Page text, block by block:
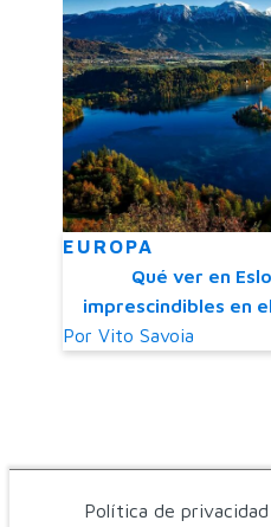
EUROPA
Qué ver en
imprescindibles en
Por Vito Savoia
Política de privacidad